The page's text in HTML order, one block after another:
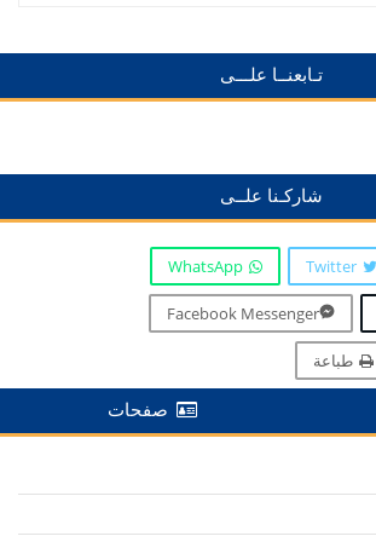
تـابعنــا علـــى
شاركـنا علــى
Twitter
WhatsApp
Facebook Messenger
طباعة
صفحات